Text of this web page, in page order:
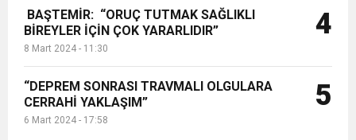
BAŞTEMİR: “ORUÇ TUTMAK SAĞLIKLI
BİREYLER İÇİN ÇOK YARARLIDIR”
8 Mart 2024 - 11:30
4
“DEPREM SONRASI TRAVMALI OLGULARA
CERRAHİ YAKLAŞIM”
6 Mart 2024 - 17:58
5